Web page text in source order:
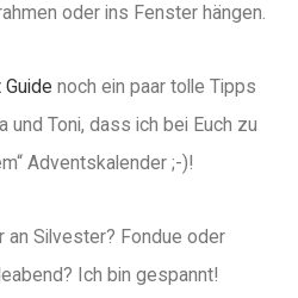
oder ins Fenster hängen.
Guide noch ein paar tolle Tipps
und Toni, dass ich bei Euch zu
Adventskalender ;-)!
an Silvester? Fondue oder
Ich bin gespannt!